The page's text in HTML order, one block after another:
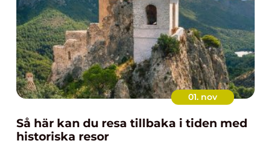
01. nov
Så här kan du resa tillbaka i tiden med
historiska resor